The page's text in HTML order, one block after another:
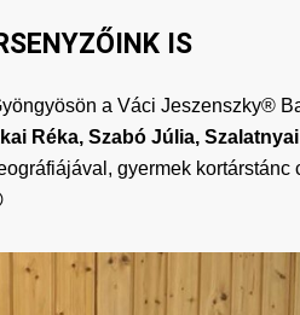
IS
a Váci Jeszenszky®
Réka, Szabó Júlia,
gyermek kortárstánc